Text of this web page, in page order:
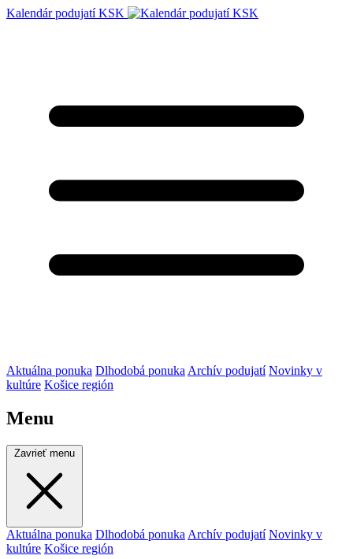
Kalendár podujatí KSK
Aktuálna ponuka Dlhodobá ponuka Archív podujatí Novinky v
kultúre Košice región
Menu
Zavrieť menu
Aktuálna ponuka Dlhodobá ponuka Archív podujatí Novinky v
kultúre Košice región